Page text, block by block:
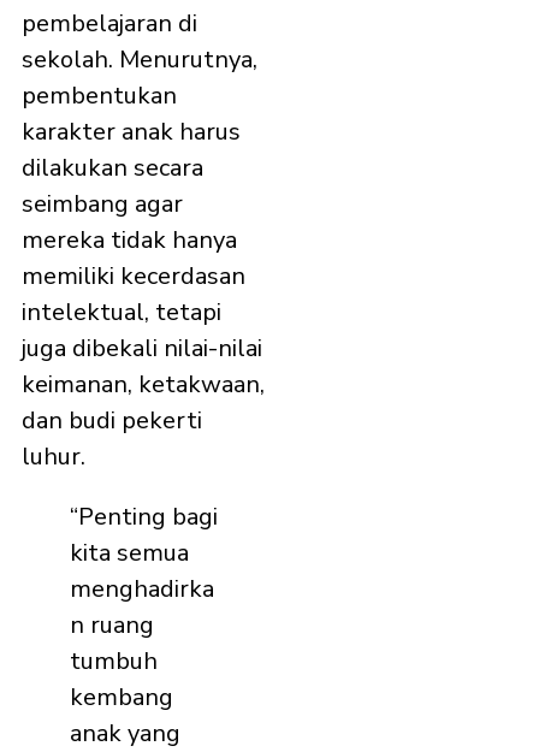
pembelajaran di
sekolah. Menurutnya,
pembentukan
karakter anak harus
dilakukan secara
seimbang agar
mereka tidak hanya
memiliki kecerdasan
intelektual, tetapi
juga dibekali nilai-nilai
keimanan, ketakwaan,
dan budi pekerti
luhur.
“Penting bagi
kita semua
menghadirka
n ruang
tumbuh
kembang
anak yang